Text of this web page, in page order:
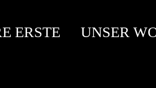
ERSTE UNSER